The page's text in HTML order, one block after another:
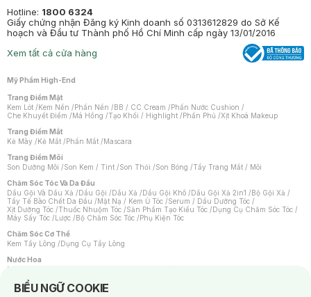
Hotline: 1800 6324
Giấy chứng nhận Đăng ký Kinh doanh số 0313612829 do Sở Kế
hoạch và Đầu tư Thành phố Hồ Chí Minh cấp ngày 13/01/2016
Xem tất cả cửa hàng
Mỹ Phẩm High-End
Trang Điểm Mặt
Kem Lót /Kem Nền /Phấn Nền /BB / CC Cream /Phấn Nước Cushion /
Che Khuyết Điểm /Má Hồng /Tạo Khối / Highlight /Phấn Phủ /Xịt Khoá Makeup
Trang Điểm Mắt
Kẻ Mày /Kẻ Mắt /Phấn Mắt /Mascara
Trang Điểm Môi
Son Dưỡng Môi /Son Kem / Tint /Son Thỏi /Son Bóng /Tẩy Trang Mắt / Môi
Chăm Sóc Tóc Và Da Đầu
Dầu Gội Và Dầu Xả /Dầu Gội /Dầu Xả /Dầu Gội Khô /Dầu Gội Xả 2in1 /Bộ Gội Xả /
Tẩy Tế Bào Chết Da Đầu /Mặt Nạ / Kem Ủ Tóc /Serum / Dầu Dưỡng Tóc /
Xịt Dưỡng Tóc /Thuốc Nhuộm Tóc /Sản Phẩm Tạo Kiểu Tóc /Dụng Cụ Chăm Sóc Tóc /
Máy Sấy Tóc /Lược /Bộ Chăm Sóc Tóc /Phụ Kiện Tóc
Chăm Sóc Cơ Thể
Kem Tẩy Lông /Dụng Cụ Tẩy Lông
Nước Hoa
Nước Hoa Nữ
Chăm Sóc Cá Nhân
BIỂU NGỮ COOKIE
Notice about cookies usage